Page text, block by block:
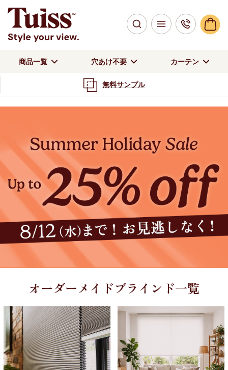
商品一覧 穴あけ不要 カーテン
顧客満足度
オーダーメイドブラインド一覧